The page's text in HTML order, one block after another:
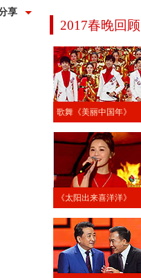
享
2017春晚回顾
歌舞《美丽中国年》
《太阳出来喜洋洋》